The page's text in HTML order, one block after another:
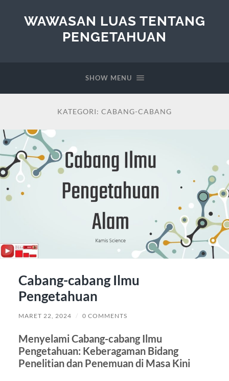
WAWASAN LUAS TENTANG
PENGETAHUAN
SHOW MENU
KATEGORI: CABANG-CABANG
Cabang-cabang Ilmu
Pengetahuan
MARET 22, 2024 / 0 COMMENTS
Menyelami Cabang-cabang Ilmu
Pengetahuan: Keberagaman Bidang
Penelitian dan Penemuan di Masa Kini